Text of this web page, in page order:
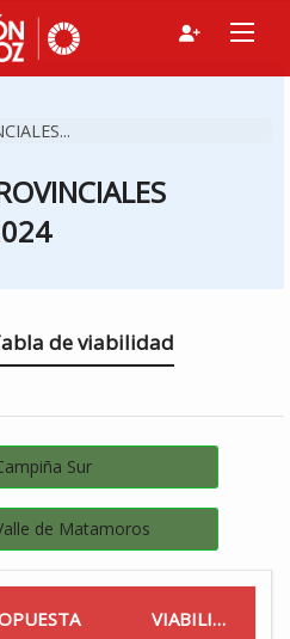
en
de viabilidad
Sur
de Matamoros
VIABILIDAD